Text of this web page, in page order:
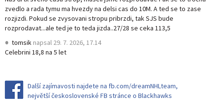
zvedlo a rada tymu ma hvezdy na delsi cas do 10M. A ted se to zase
rozjizdi. Pokud se zvysovani stropu pribrzdi, tak SJS bude
rozprodavat...ale ted je to teda jizda..27/28 se ceka 113,5
tomsik napsal 29. 7. 2026, 17.14
Celebrini 18,8 na 5 let
Další zajímavosti najdete na fb.com/dreamNHLteam,
největší československé FB stránce o Blackhawks